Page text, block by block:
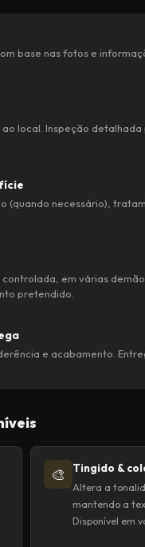
base nas fotos e
ao local. Inspeção
(quando necessário),
em várias
pretendido.
e acabamento.
🎨 Tingido &
Altera a
mantendo a
Disponível em